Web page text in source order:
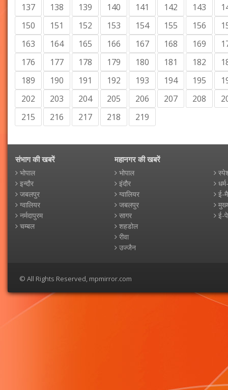
137
138 139 140 141 142 143
150
151 152 153 154 155 156
163
164 165 166 167 168 169
176
177 178 179 180 181 182
189
190 191 192 193 194 195
202
203 204 205 206 207 208
215
216 217 218 219
संभाग की खबरें
भोपाल
इन्दौर
जबलपुर
ग्वालियर
नर्मदापुरम
चम्बल
महानगर की खबरें
भोपाल
इंदौर
ग्वालियर
जबलपुर
सागर
शहडोल
रीवा
उज्जैन
ई-
ई-
© All Rights Reserved, mpmirror.com